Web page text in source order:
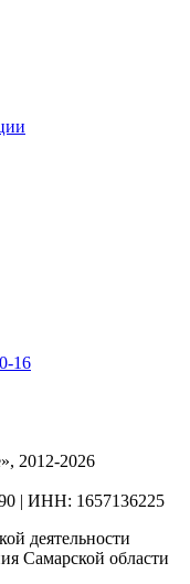
16
2012-2026
| ИНН: 1657136225
деятельности
Самарской области